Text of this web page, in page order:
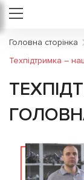
Головна сторінка
Техпідтримка –